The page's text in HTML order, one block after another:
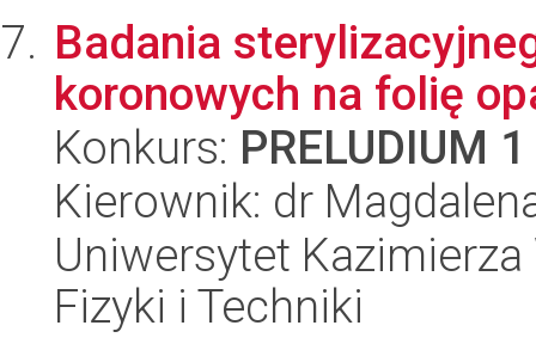
Badania
koronowych na folię
Konkurs: PRELUDIUM 1
Kierownik: dr
Uniwersytet Kazimierza
Fizyki i Techniki